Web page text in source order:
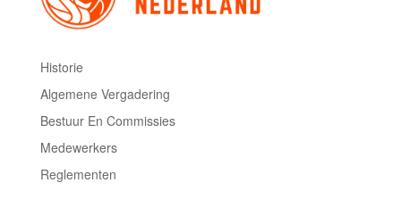
Historie
Algemene Vergadering
Bestuur En Commissies
Medewerkers
Reglementen